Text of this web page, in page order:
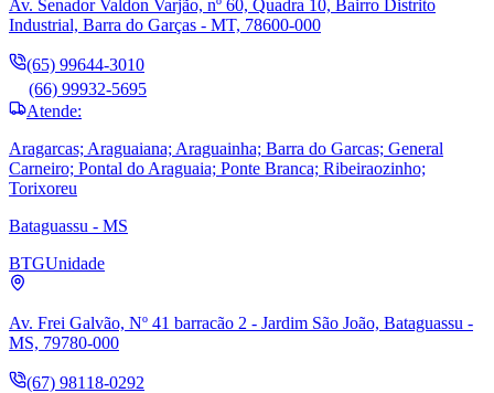
Av. Senador Valdon Varjão, nº 60, Quadra 10, Bairro Distrito
Industrial, Barra do Garças - MT, 78600-000
(65) 99644-3010
(66) 99932-5695
Atende:
Aragarcas; Araguaiana; Araguainha; Barra do Garcas; General
Carneiro; Pontal do Araguaia; Ponte Branca; Ribeiraozinho;
Torixoreu
Bataguassu - MS
BTGUnidade
Av. Frei Galvão, Nº 41 barracão 2 - Jardim São João, Bataguassu -
MS, 79780-000
(67) 98118-0292